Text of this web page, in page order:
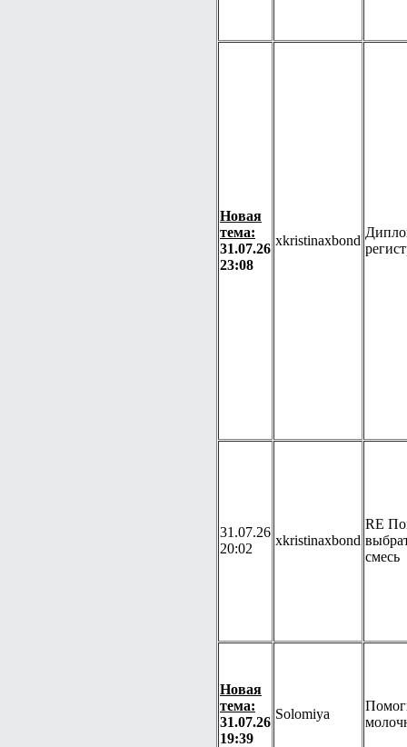
Новая
тема:
31.07.26
23:08
xkristinaxbond
31.07.26
20:02
xkristinaxbond
RE
смесь
Новая
тема:
31.07.26
19:39
Solomiya